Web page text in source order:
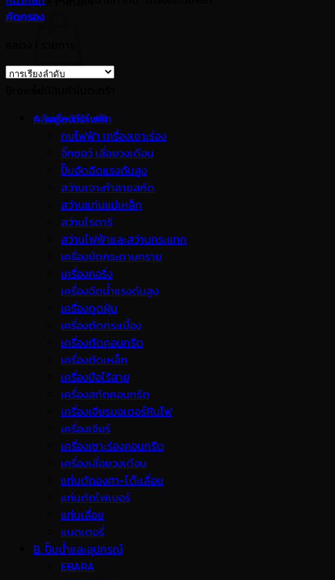
ตะกร้าสินค้า
กลับสู่หน้าร้านค้า
คัดกรอง
A. เครื่องมือไฟฟ้า
กบไฟฟ้า เครื่องเซาะร่อง
จิ๊กซอว์ เลื่อยวงเดือน
ปั๊มอัดฉีดแรงดันสูง
สว่านเจาะทำลายสกัด
สว่านแท่นแม่เหล็ก
สว่านโรตารี
สว่านไฟฟ้าและสว่านกระแทก
เครื่องขัดกระดาษทราย
เครื่องคอริ่ง
เครื่องฉีดน้ำแรงดันสูง
เครื่องดูดฝุ่น
เครื่องตัดกระเบื้อง
เครื่องตัดคอนกรีต
เครื่องตัดเหล็ก
เครื่องมือไร้สาย
เครื่องสกัดคอนกรีต
เครื่องเจียรมอเตอร์หินไฟ
เครื่องเจียร์
เครื่องเซาะร่องคอนกรีต
เครื่องเลื่อยวงเดือน
แท่นตัดองศา-โต๊ะเลื่อย
แท่นตัดไฟเบอร์
แท่นเลื่อย
แบตเตอรี่
B. ปั๊มน้ำและอุปกรณ์
EBARA